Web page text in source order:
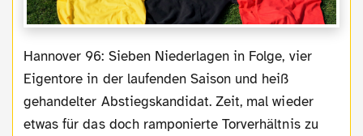
Hannover 96: Sieben Niederlagen in Folge, vier
Eigentore in der laufenden Saison und heiß
gehandelter Abstiegskandidat. Zeit, mal wieder
etwas für das doch ramponierte Torverhältnis zu